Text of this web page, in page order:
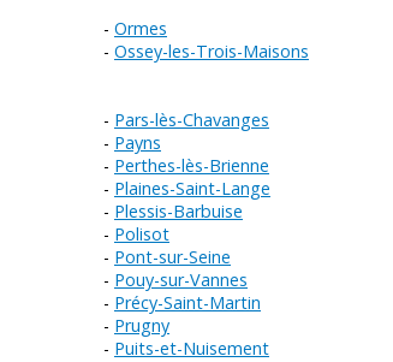
Ormes
Ossey-les-Trois-Maisons
Pars-lès-Chavanges
Payns
Perthes-lès-Brienne
Plaines-Saint-Lange
Plessis-Barbuise
Polisot
Pont-sur-Seine
Pouy-sur-Vannes
Précy-Saint-Martin
Prugny
Puits-et-Nuisement